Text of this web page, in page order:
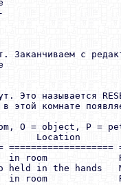
Заканчиваем с
Это называется
этой комнате
O = object, P =
Location
===================
room
held in the hands
in room